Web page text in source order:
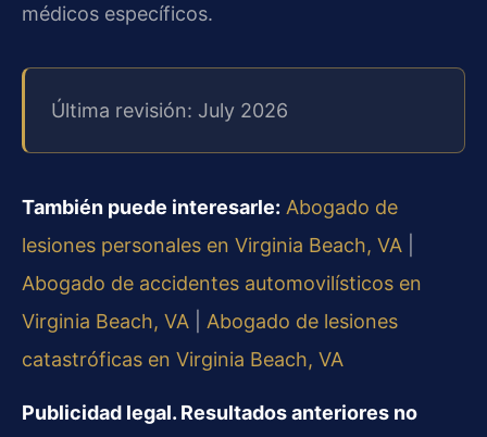
médicos específicos.
Última revisión: July 2026
También puede interesarle: Abogado de
lesiones personales en Virginia Beach, VA
Abogado de accidentes automovilísticos en
Virginia Beach, VA
Abogado de lesiones
catastróficas en Virginia Beach, VA
Publicidad legal. Resultados anteriores no